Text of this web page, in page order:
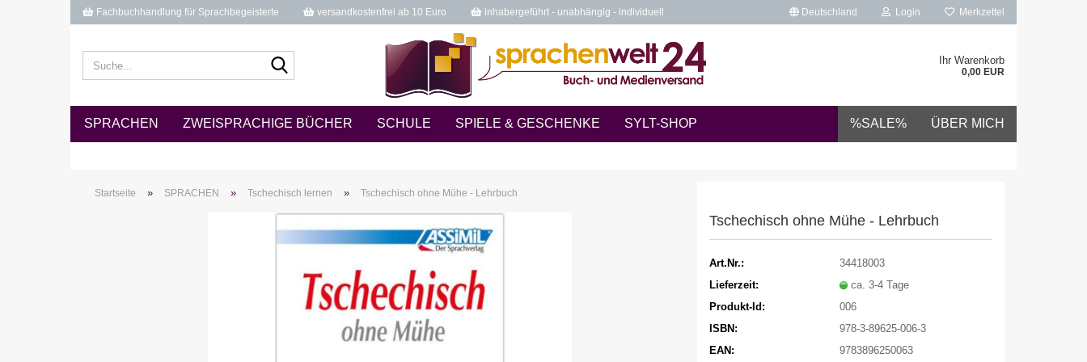
Fachbuchhandlung für Sprachbegeisterte versandkostenfrei ab 10 Euro inhabergeführt - unabhängig - individuell Deutschland Login Merkzettel
Ihr Warenkorb
0,00 EUR
SPRACHEN ZWEISPRACHIGE BÜCHER SCHULE SPIELE & GESCHENKE SYLT-SHOP %SALE% ÜBER MICH
Startseite » SPRACHEN » Tschechisch lernen » Tschechisch ohne Mühe - Lehrbuch
Tschechisch ohne Mühe - Lehrbuch
Art.Nr.:
34418003
Lieferzeit:
ca. 3-4 Tage
Produkt-Id:
006
ISBN:
978-3-89625-006-3
EAN:
9783896250063